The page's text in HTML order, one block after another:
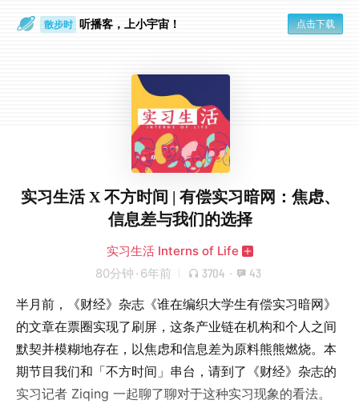
散步时 听播客，上小宇宙！ 点击下载
实习生活 X 不方时间 | 有偿实习暗网：焦虑、
信息差与我们的选择
实习生活 Interns of Life
80分钟 · 6年前 3704 · 43
半月前，《财经》杂志《谁在编织大学生有偿实习暗网》
的文章在票圈实现了刷屏，这条产业链在机构和个人之间
默契并模糊地存在，以焦虑和信息差为原料熊熊燃烧。本
期节目我们和「不方时间」串台，请到了《财经》杂志的
实习记者 Ziqing 一起聊了聊对于这种实习现象的看法。